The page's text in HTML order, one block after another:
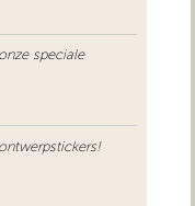
speciale